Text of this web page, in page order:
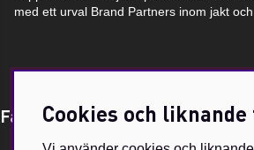
med ett urval Brand Partners inom jakt
Få Magasin Vildmarken direkt till
Cookies och